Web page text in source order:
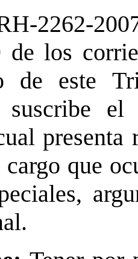
2262-
los
de este
suscribe
que